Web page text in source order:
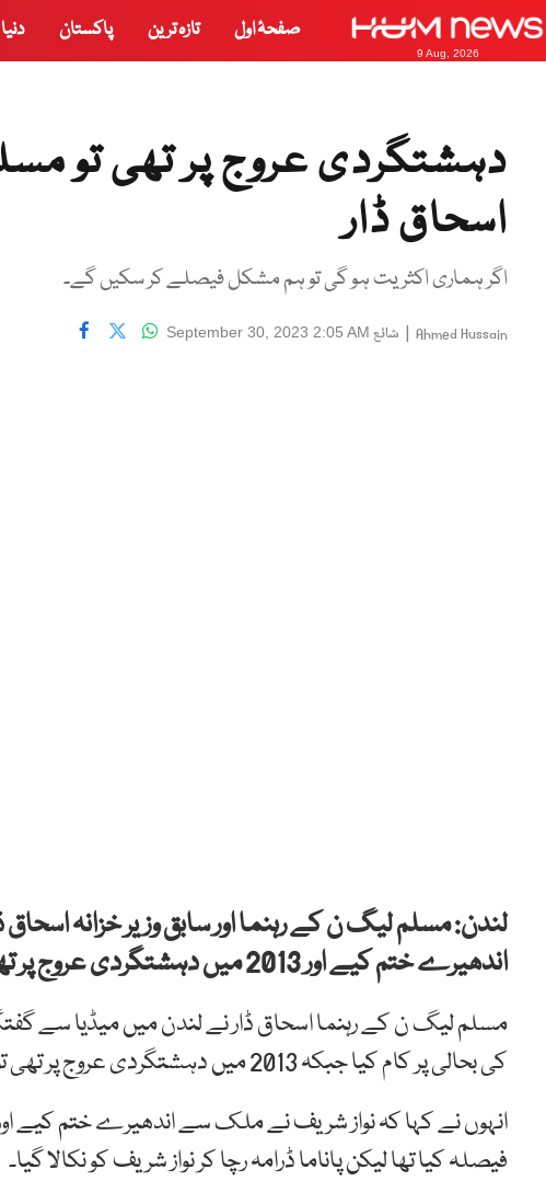
9 Aug, 2026
صفحۂ اول تازہ ترین پاکستان دنیا
دہشتگردی عروج پر تھی تو
اسحاق ڈار
اگر ہماری اکثریت ہو گی تو ہم مشکل فیصلے کر سکیں گے۔
Ahmed Hussain
| شائع September 30, 2023 2:05 AM
لندن: مسلم لیگ ن کے رہنما اور سابق وزیر خزانہ
اندھیرے ختم کیے اور 2013 میں دہشتگردی عروج پر تھی تو مسلم لیگ ن نے اس پر قابو پایا۔
مسلم لیگ ن کے رہنما اسحاق ڈار نے لندن میں میڈیا سے
کی بحالی پر کام کیا جبکہ 2013 میں دہشتگردی عروج پر تھی تو ہم نے اس پر قابو پایا۔
انہوں نے کہا کہ نواز شریف نے ملک سے اندھیرے ختم کیے
فیصلہ کیا تھا لیکن پاناما ڈرامہ رچا کر نواز شریف کو نکالا گیا۔